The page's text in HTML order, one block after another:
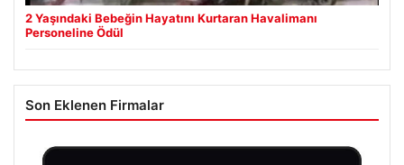
2 Yaşındaki Bebeğin Hayatını Kurtaran Havalimanı
Personeline Ödül
Son Eklenen Firmalar